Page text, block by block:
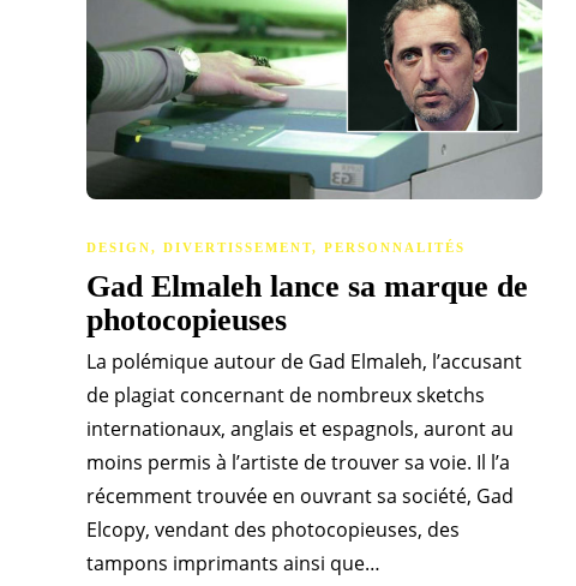
DESIGN, DIVERTISSEMENT, PERSONNALITÉS
Gad Elmaleh lance sa marque de
photocopieuses
La polémique autour de Gad Elmaleh, l’accusant
de plagiat concernant de nombreux sketchs
internationaux, anglais et espagnols, auront au
moins permis à l’artiste de trouver sa voie. Il l’a
récemment trouvée en ouvrant sa société, Gad
Elcopy, vendant des photocopieuses, des
tampons imprimants ainsi que…